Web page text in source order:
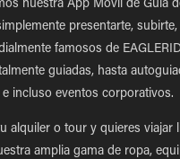
nuestra App Móvil de Guía
presentarte,
famosos de
guiadas, hasta
e incluso eventos corporativos.
alquiler o tour y quieres viajar
amplia gama de ropa,